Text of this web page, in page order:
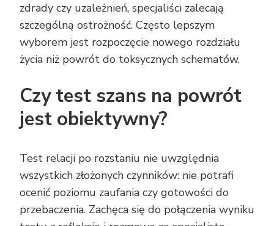
zdrady czy uzależnień, specjaliści zalecają
szczególną ostrożność. Często lepszym
wyborem jest rozpoczęcie nowego rozdziału
życia niż powrót do toksycznych schematów.
Czy test szans na powrót
jest obiektywny?
Test relacji po rozstaniu nie uwzględnia
wszystkich złożonych czynników: nie potrafi
ocenić poziomu zaufania czy gotowości do
przebaczenia. Zachęca się do połączenia wyniku